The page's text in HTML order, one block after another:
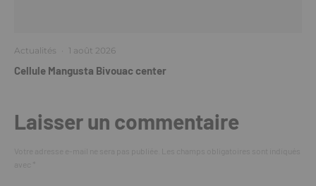
Actualités · 1 août 2026
Cellule Mangusta Bivouac center
Laisser un commentaire